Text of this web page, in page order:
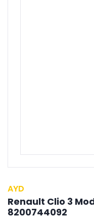
AYD
Renault Clio 3
8200744092